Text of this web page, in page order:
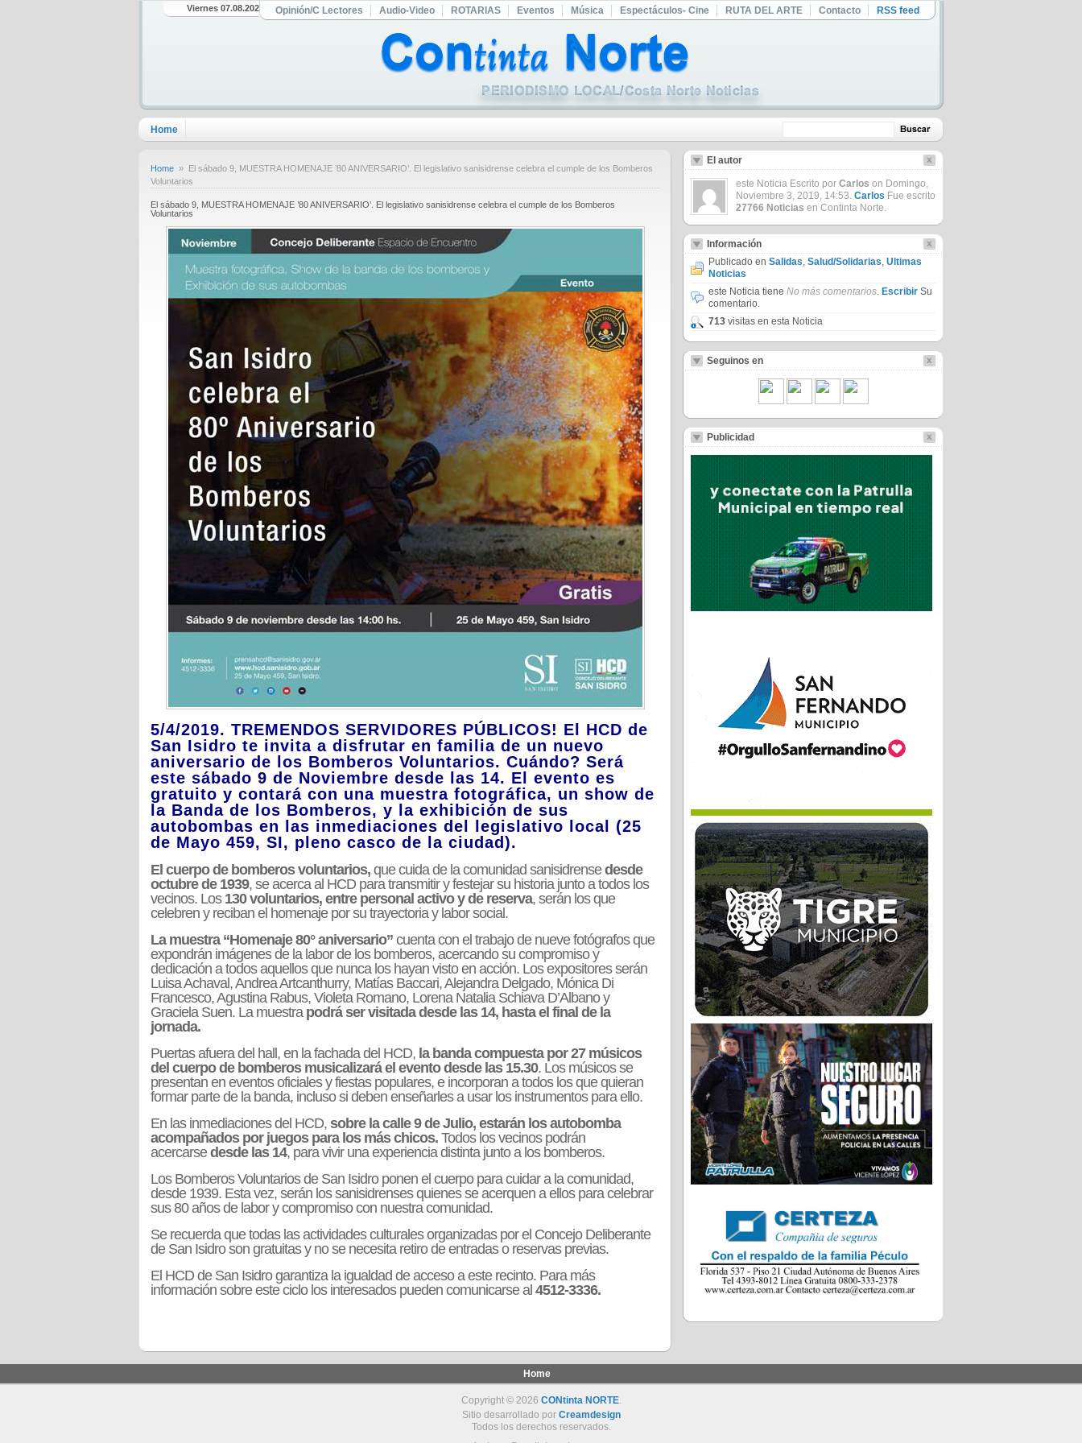
Viernes 07.08.2026 Opinión/C Lectores Audio-Video ROTARIAS Eventos Música Espectáculos- Cine RUTA DEL ARTE Contacto RSS feed
Home
Home » El sábado 9, MUESTRA HOMENAJE ’80 ANIVERSARIO’. El legislativo sanisidrense celebra el cumple de los Bomberos
Voluntarios
El sábado 9, MUESTRA HOMENAJE ’80 ANIVERSARIO’. El legislativo sanisidrense celebra el cumple de los Bomberos
Voluntarios
5/4/2019. TREMENDOS SERVIDORES PÚBLICOS! El HCD de
San Isidro te invita a disfrutar en familia de un nuevo
aniversario de los Bomberos Voluntarios. Cuándo? Será
este sábado 9 de Noviembre desde las 14. El evento es
gratuito y contará con una muestra fotográfica, un show de
la Banda de los Bomberos, y la exhibición de sus
autobombas en las inmediaciones del legislativo local (25
de Mayo 459, SI, pleno casco de la ciudad).
El cuerpo de bomberos voluntarios, que cuida de la comunidad sanisidrensedesde
octubre de 1939, se acerca al HCD para transmitir y festejar su historia junto a todos los
vecinos. Los 130 voluntarios, entre personal activo y de reserva, serán los que
celebren y reciban el homenaje por su trayectoria y labor social.
La muestra “Homenaje 80° aniversario” cuenta con el trabajo de nueve fotógrafos que
expondrán imágenes de la labor de los bomberos, acercando su compromiso y
dedicación a todos aquellos que nunca los hayan visto en acción. Los expositores serán
Luisa Achaval, Andrea Artcanthurry, Matías Baccari, Alejandra Delgado, Mónica Di
Francesco, Agustina Rabus, Violeta Romano, Lorena Natalia Schiava D’Albano y
Graciela Suen. La muestra podrá ser visitada desde las 14, hasta el final de la
jornada.
Puertas afuera del hall, en la fachada del HCD, la banda compuesta por 27 músicos
del cuerpo de bomberos musicalizará el evento desde las 15.30. Los músicos se
presentan en eventos oficiales y fiestas populares, e incorporan a todos los que quieran
formar parte de la banda, incluso si deben enseñarles a usar los instrumentos para ello.
En las inmediaciones del HCD, sobre la calle 9 de Julio, estarán los autobomba
acompañados por juegos para los más chicos. Todos los vecinos podrán
acercarsedesde las 14, para vivir una experiencia distinta junto a los bomberos.
Los Bomberos Voluntarios de San Isidro ponen el cuerpo para cuidar a la comunidad,
desde 1939. Esta vez, serán los sanisidrenses quienes se acerquen a ellos para celebrar
sus 80 años de labor y compromiso con nuestra comunidad.
Se recuerda que todas las actividades culturales organizadas por el Concejo Deliberante
de San Isidro son gratuitas y no se necesita retiro de entradas o reservas previas.
El HCD de San Isidro garantiza la igualdad de acceso a este recinto. Para más
información sobre este ciclo los interesados pueden comunicarse al 4512-3336.
El autor
este Noticia Escrito por Carlos on Domingo,
Noviembre 3, 2019, 14:53. Carlos Fue escrito
27766 Noticias en Continta Norte.
Información
Publicado en Salidas, Salud/Solidarias, Ultimas
Noticias
este Noticia tiene No más comentarios. Escribir Su
comentario.
713 visitas en esta Noticia
Seguinos en
Publicidad
Home
Copyright © 2026 CONtinta NORTE.
Sitio desarrollado por Creamdesign
Todos los derechos reservados.